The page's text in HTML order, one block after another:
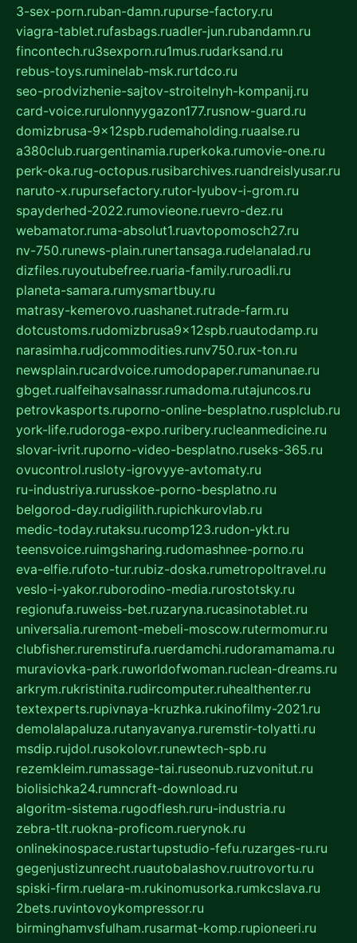
3-sex-porn.ruban-damn.rupurse-factory.ru
viagra-tablet.rufasbags.ruadler-jun.rubandamn.ru
fincontech.ru3sexporn.ru1mus.rudarksand.ru
rebus-toys.ruminelab-msk.rurtdco.ru
seo-prodvizhenie-sajtov-stroitelnyh-kompanij.ru
card-voice.rurulonnyygazon177.rusnow-guard.ru
domizbrusa-9x12spb.rudemaholding.ruaalse.ru
a380club.ruargentinamia.ruperkoka.rumovie-one.ru
perk-oka.rug-octopus.rusibarchives.ruandreislyusar.ru
naruto-x.rupursefactory.rutor-lyubov-i-grom.ru
spayderhed-2022.rumovieone.ruevro-dez.ru
webamator.ruma-absolut1.ruavtopomosch27.ru
nv-750.runews-plain.runertansaga.rudelanalad.ru
dizfiles.ruyoutubefree.ruaria-family.ruroadli.ru
planeta-samara.rumysmartbuy.ru
matrasy-kemerovo.ruashanet.rutrade-farm.ru
dotcustoms.rudomizbrusa9x12spb.ruautodamp.ru
narasimha.rudjcommodities.runv750.rux-ton.ru
newsplain.rucardvoice.rumodopaper.rumanunae.ru
gbget.rualfeihavsalnassr.rumadoma.rutajuncos.ru
petrovkasports.ruporno-online-besplatno.rusplclub.ru
york-life.rudoroga-expo.ruribery.rucleanmedicine.ru
slovar-ivrit.ruporno-video-besplatno.ruseks-365.ru
ovucontrol.rusloty-igrovyye-avtomaty.ru
ru-industriya.rurusskoe-porno-besplatno.ru
belgorod-day.rudigilith.rupichkurovlab.ru
medic-today.rutaksu.rucomp123.rudon-ykt.ru
teensvoice.ruimgsharing.rudomashnee-porno.ru
eva-elfie.rufoto-tur.rubiz-doska.rumetropoltravel.ru
veslo-i-yakor.ruborodino-media.rurostotsky.ru
regionufa.ruweiss-bet.ruzaryna.rucasinotablet.ru
universalia.ruremont-mebeli-moscow.rutermomur.ru
clubfisher.ruremstirufa.ruerdamchi.rudoramamama.ru
muraviovka-park.ruworldofwoman.ruclean-dreams.ru
arkrym.rukristinita.rudircomputer.ruhealthenter.ru
textexperts.rupivnaya-kruzhka.rukinofilmy-2021.ru
demolalapaluza.rutanyavanya.ruremstir-tolyatti.ru
msdip.rujdol.rusokolovr.runewtech-spb.ru
rezemkleim.rumassage-tai.ruseonub.ruzvonitut.ru
biolisichka24.rumncraft-download.ru
algoritm-sistema.rugodflesh.ruru-industria.ru
zebra-tlt.ruokna-proficom.ruerynok.ru
onlinekinospace.rustartupstudio-fefu.ruzarges-ru.ru
gegenjustizunrecht.ruautobalashov.ruutrovortu.ru
spiski-firm.ruelara-m.rukinomusorka.rumkcslava.ru
2bets.ruvintovoykompressor.ru
birminghamvsfulham.rusarmat-komp.rupioneeri.ru